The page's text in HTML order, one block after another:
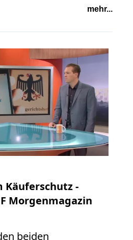
mehr...
Käuferschutz -
Morgenmagazin
beiden